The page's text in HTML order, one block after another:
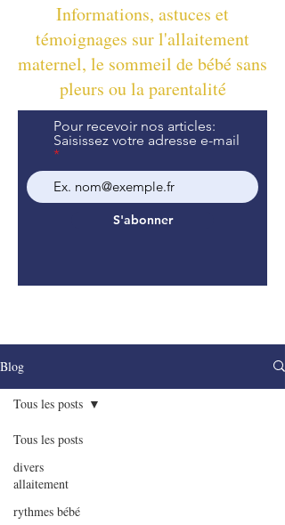
Informations, astuces et
témoignages sur l'allaitement
maternel, le sommeil de bébé sans
pleurs ou la parentalité
Pour recevoir nos articles:
Saisissez votre adresse e-mail
S'abonner
Blog
Tous les posts
divers
allaitement
rythmes bébé
Tous les posts